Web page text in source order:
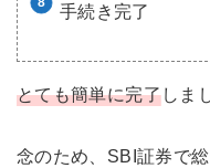
手続き完了
とても簡単に完了しま
念のため、SBI証券で